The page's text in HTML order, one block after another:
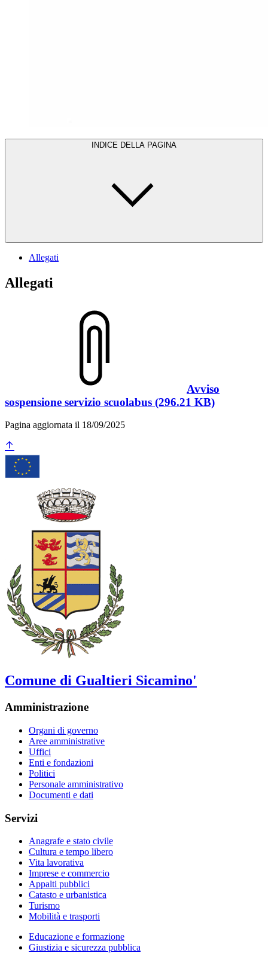
INDICE DELLA PAGINA
Allegati
Allegati
Avviso
sospensione servizio scuolabus (296.21 KB)
Pagina aggiornata il 18/09/2025
Comune di Gualtieri Sicamino'
Amministrazione
Organi di governo
Aree amministrative
Uffici
Enti e fondazioni
Politici
Personale amministrativo
Documenti e dati
Servizi
Anagrafe e stato civile
Cultura e tempo libero
Vita lavorativa
Imprese e commercio
Appalti pubblici
Catasto e urbanistica
Turismo
Mobilità e trasporti
Educazione e formazione
Giustizia e sicurezza pubblica